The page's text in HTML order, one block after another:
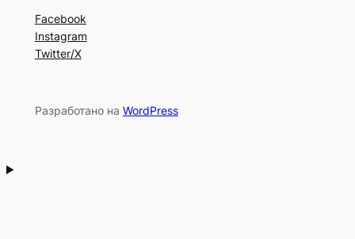
Facebook
Instagram
Twitter/X
Разработано на WordPress